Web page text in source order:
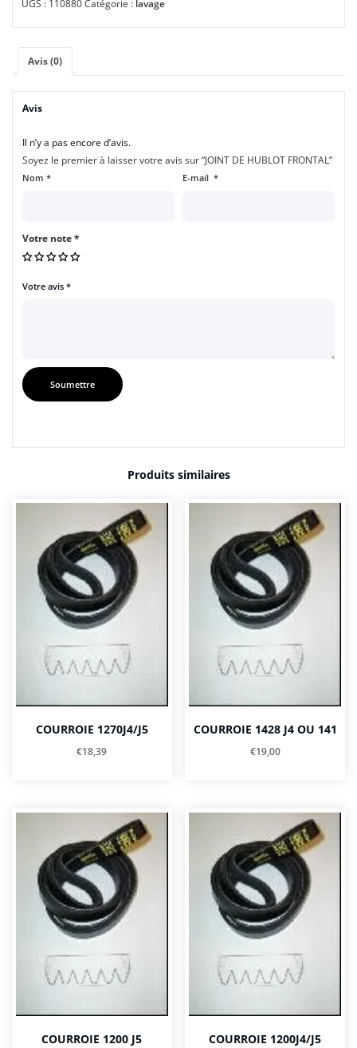
UGS : 110880Catégorie : lavage
Avis (0)
Avis
Il n’y a pas encore d’avis.
Soyez le premier à laisser votre avis sur “JOINT DE HUBLOT FRONTAL”
Nom * E-mail *
Votre note*
Votre avis *
Produits similaires
COURROIE 1270J4/J5
€18,39
COURROIE 1428 J4 OU 141
€19,00
COURROIE 1200 J5 COURROIE 1200J4/J5